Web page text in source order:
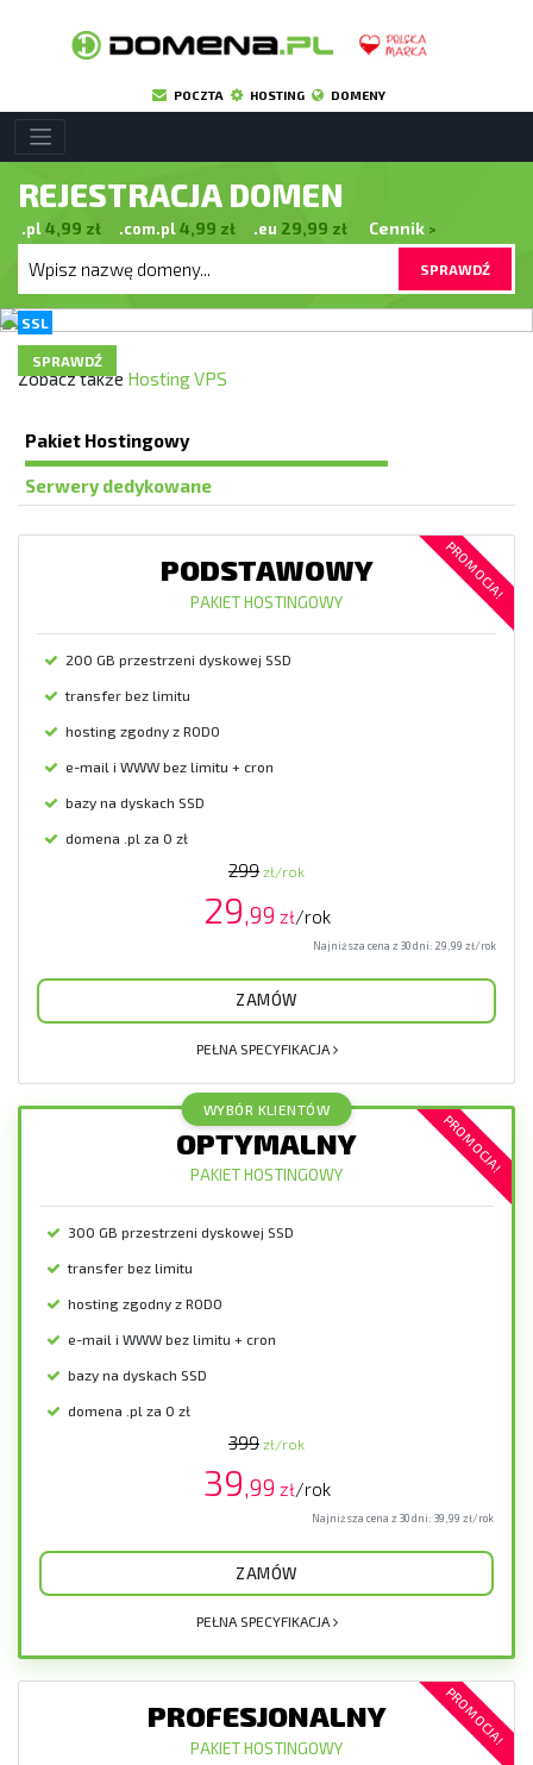
POCZTA HOSTING DOMENY
REJESTRACJA DOMEN
.pl4,99 zł .com.pl4,99 zł .eu 29,99 zł Cennik >
SPRAWDŹ
SSL
SPRAWDŹ
Zobacz także Hosting VPS
Pakiet Hostingowy
Serwery dedykowane
PODSTAWOWY
PAKIET HOSTINGOWY
200 GB przestrzeni dyskowej SSD
transfer bez limitu
hosting zgodny z RODO
e-mail i WWW bez limitu + cron
bazy na dyskach SSD
domena .pl za 0 zł
PROMOCJA!
299 zł/rok
29,99 zł/rok
Najniższa cena z 30 dni: 29,99 zł/rok
ZAMÓW
PEŁNA SPECYFIKACJA
OPTYMALNY
PAKIET HOSTINGOWY
300 GB przestrzeni dyskowej SSD
transfer bez limitu
hosting zgodny z RODO
e-mail i WWW bez limitu + cron
bazy na dyskach SSD
domena .pl za 0 zł
PROMOCJA!
399 zł/rok
39,99 zł/rok
Najniższa cena z 30 dni: 39,99 zł/rok
ZAMÓW
PEŁNA SPECYFIKACJA
PROFESJONALNY
PAKIET HOSTINGOWY PROMOCJA!